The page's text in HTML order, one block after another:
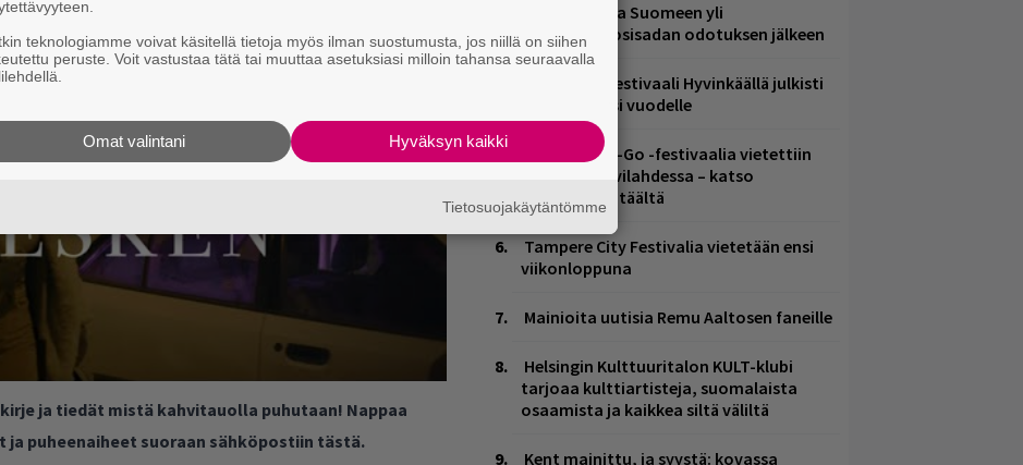
ja tiedät mistä kahvitauolla puhutaan! Nappaa
puheenaiheet suoraan sähköpostiin tästä.
Weezer palaa Suomeen yli
neljännesvuosisadan odotuksen jälkeen
Äärimetallifestivaali Hyvinkäällä julkisti
esiintyjiä ensi vuodelle
Jytäkesä Go-Go -festivaalia vietettiin
Helsingin Suvilahdessa – katso
kuvagalleria täältä
Tampere City Festivalia vietetään ensi
viikonloppuna
Mainioita uutisia Remu Aaltosen faneille
Helsingin Kulttuuritalon KULT-klubi
tarjoaa kulttiartisteja, suomalaista
osaamista ja kaikkea siltä väliltä
Kent mainittu, ja syystä: kovassa
teknologiamme voivat käsitellä tietoja myös ilman suostumusta, jos niillä on siihen
peruste. Voit vastustaa tätä tai muuttaa asetuksiasi milloin tahansa seuraavalla
Hyväksyn kaikki
Omat valintani
Tietosuojakäytäntömme